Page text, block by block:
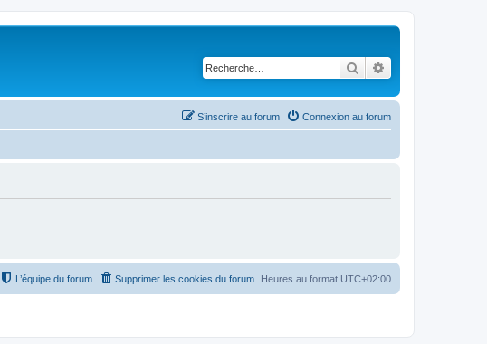
Rechercher
Connexion au forum
S’inscrire au forum
Heures au format UTC+02:00
Supprimer les cookies du forum
L’équipe du forum